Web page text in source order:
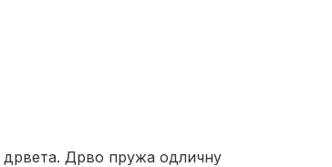
дрвета. Дрво пружа одличну